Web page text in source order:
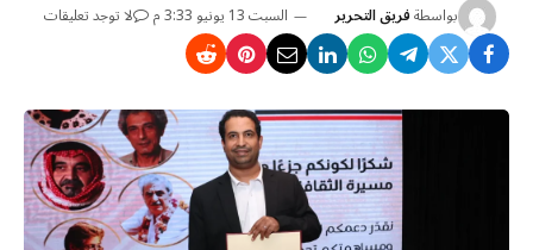
بواسطةفريق التحرير السبت 13 يونيو 3:33 م لا توجد تعليقات